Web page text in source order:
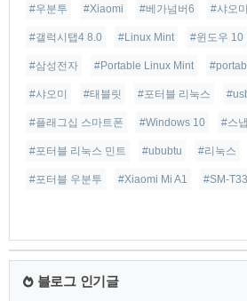
#우분투 #Xiaomi #베가넘버6 #샤오
#갤럭시탭4 8.0 #Linux Mint #윈도우 10
#삼성전자 #Portable Linux Mint
#샤오미 #태블릿 #포터블 리눅스
#플래그십 스마트폰 #Windows 10 #스
#포터블 리눅스 민트 #ububtu #리눅스
#포터블 우분투 #Xiaomi Mi A1 #SM-
블로그 인기글